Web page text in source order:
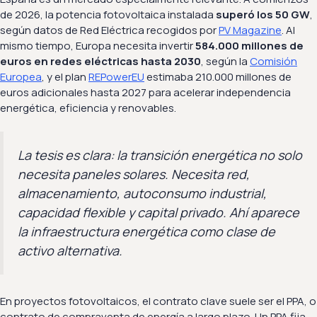
de 2026, la potencia fotovoltaica instalada superó los 50 GW,
según datos de Red Eléctrica recogidos porPV Magazine. Al
mismo tiempo, Europa necesita invertir584.000 millones de
euros en redes eléctricas hasta 2030, según laComisión
Europea, y el planREPowerEUestimaba 210.000 millones de
euros adicionales hasta 2027 para acelerar independencia
energética, eficiencia y renovables.
La tesis es clara: la transición energética no solo
necesita paneles solares. Necesita red,
almacenamiento, autoconsumo industrial,
capacidad flexible y capital privado. Ahí aparece
la infraestructura energética como clase de
activo alternativa.
En proyectos fotovoltaicos, el contrato clave suele ser el PPA, o